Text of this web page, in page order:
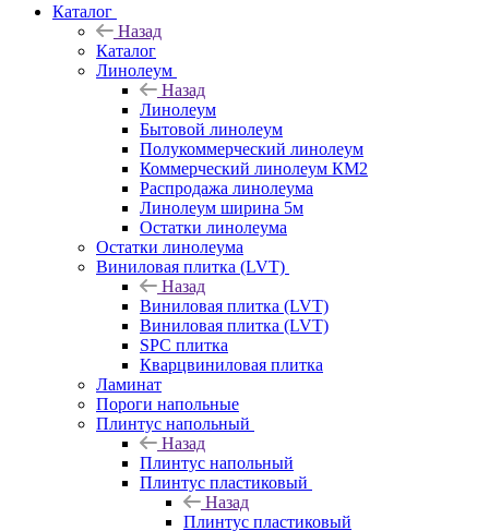
Каталог
Назад
Каталог
Линолеум
Назад
Линолеум
Бытовой линолеум
Полукоммерческий линолеум
Коммерческий линолеум КМ2
Распродажа линолеума
Линолеум ширина 5м
Остатки линолеума
Остатки линолеума
Виниловая плитка (LVT)
Назад
Виниловая плитка (LVT)
Виниловая плитка (LVT)
SPC плитка
Кварцвиниловая плитка
Ламинат
Пороги напольные
Плинтус напольный
Назад
Плинтус напольный
Плинтус пластиковый
Назад
Плинтус пластиковый